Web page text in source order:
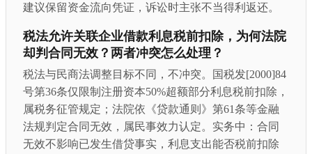
建议保留资金流向凭证，诉讼时主张不当得利返还。
税法允许关联企业借款利息税前扣除，为何法院
却判合同无效？两者冲突怎么处理？
税法与民商法调整目标不同，不冲突。国税发[2000]84
号第36条仅限制注册资本50%超额部分利息税前扣除，
属税务征管规定；法院依《贷款通则》第61条等金融
法规判定合同无效，属民事效力认定。实务中：合同
无效不影响已发生借贷事实，利息支出能否税前扣除